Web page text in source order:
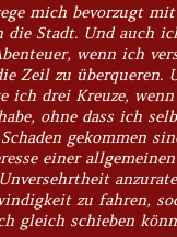
mich bevorzugt mit
die Stadt. Und auch
wenn ich
Zeil zu überqueren.
ich drei Kreuze,
ohne dass ich
gekommen
einer allgemeinen
zu fahren,
gleich schieben